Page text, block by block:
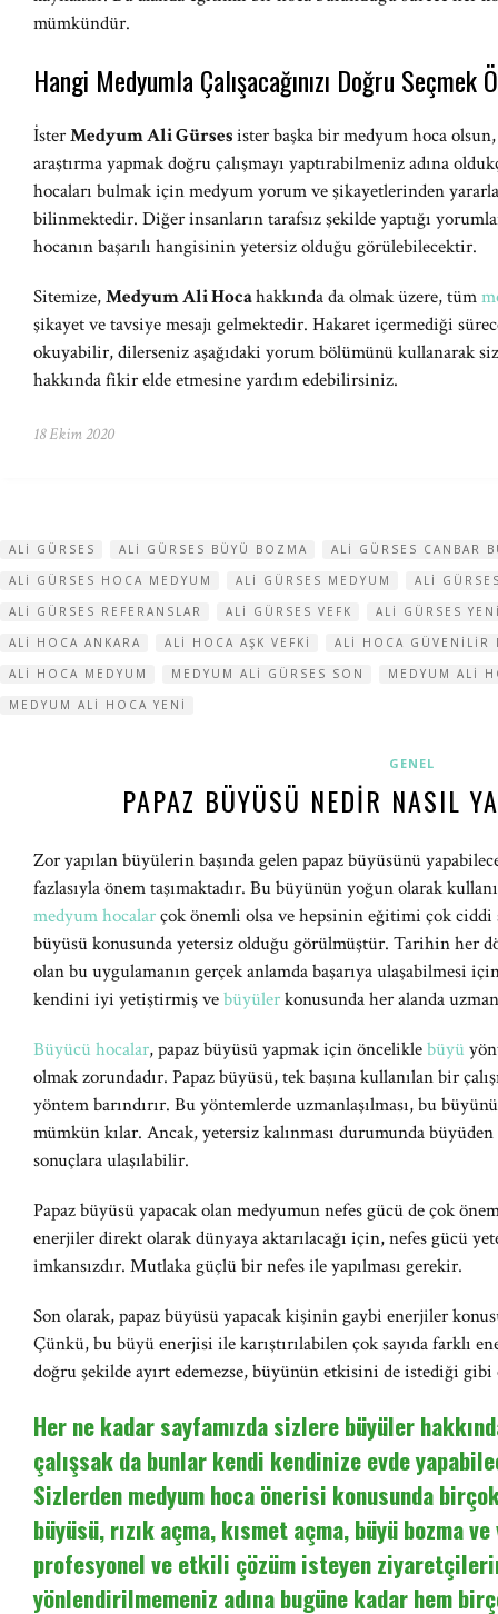
mümkündür.
Hangi Medyumla Çalışacağınızı Doğru Seçmek
İsterMedyum Ali Gürsesister başka bir medyum hoca
araştırma yapmak doğru çalışmayı yaptırabilmeniz adına
hocaları bulmak için medyum yorum ve şikayetlerinden
bilinmektedir. Diğer insanların tarafsız şekilde yaptığı
hocanın başarılı hangisinin yetersiz olduğu görülebilecektir.
Sitemize,Medyum Ali Hocahakkında da olmak üzere, tüm
şikayet ve tavsiye mesajı gelmektedir. Hakaret içermediği
okuyabilir, dilerseniz aşağıdaki yorum bölümünü kullanarak
hakkında fikir elde etmesine yardım edebilirsiniz.
18 Ekim 2020
ALI GÜRSES ALI GÜRSES BÜYÜ BOZMA
ALI GÜRSES CANBAR
ALI GÜRSES HOCA MEDYUM
ALI GÜRSES MEDYUM
ALI
ALI GÜRSES REFERANSLAR
ALI GÜRSES VEFK
ALI GÜRSES
ALI HOCA ANKARA
ALI HOCA AŞK VEFKI
ALI HOCA GÜVENILIR
ALI HOCA MEDYUM
MEDYUM ALI GÜRSES SON
MEDYUM ALI
MEDYUM ALI HOCA YENI
GENEL
PAPAZ BÜYÜSÜ NEDIR NASIL
Zor yapılan büyülerin başında gelen papaz büyüsünü
fazlasıyla önem taşımaktadır. Bu büyünün yoğun olarak
medyum hocalarçok önemli olsa ve hepsinin eğitimi çok ciddi
büyüsü konusunda yetersiz olduğu görülmüştür. Tarihin her
olan bu uygulamanın gerçek anlamda başarıya ulaşabilmesi
kendini iyi yetiştirmiş vebüyülerkonusunda her alanda
Büyücü hocalar, papaz büyüsü yapmak için önceliklebüyü
olmak zorundadır. Papaz büyüsü, tek başına kullanılan bir
yöntem barındırır. Bu yöntemlerde uzmanlaşılması, bu
mümkün kılar. Ancak, yetersiz kalınması durumunda
sonuçlara ulaşılabilir.
Papaz büyüsü yapacak olan medyumun nefes gücü de çok
enerjiler direkt olarak dünyaya aktarılacağı için, nefes gücü
imkansızdır. Mutlaka güçlü bir nefes ile yapılması gerekir.
Son olarak, papaz büyüsü yapacak kişinin gaybi enerjiler
Çünkü, bu büyü enerjisi ile karıştırılabilen çok sayıda farklı
doğru şekilde ayırt edemezse, büyünün etkisini de istediği gibi
Her ne kadar sayfamızda sizlere büyüler
çalışsak da bunlar kendi kendinize evde
Sizlerden medyum hoca önerisi konusunda
büyüsü, rızık açma, kısmet açma, büyü bozma
profesyonel ve etkili çözüm isteyen
yönlendirilmemeniz adına bugüne kadar hem